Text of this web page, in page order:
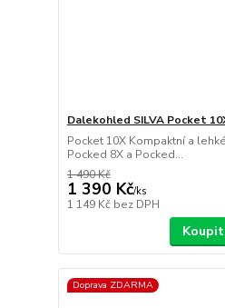
Dalekohled SILVA Pocket
Pocket 10X Kompaktní a
Pocked 8X a Pocked...
1 490 Kč
1 390 Kč/ks
1 149 Kč bez DPH
Koupit
Doprava ZDARMA